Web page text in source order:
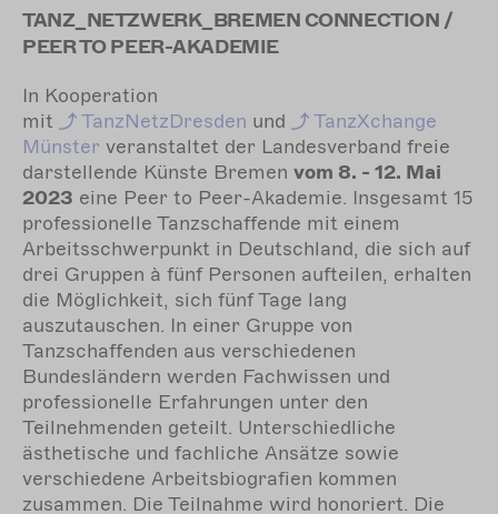
TANZ_­NETZWERK_­BREMEN CONNECTION /
PEER TO PEER-AKADEMIE
In Kooperation
mit
TanzNetzDresden und
TanzXchange
Münster veranstaltet der Landesverband freie
darstellende Künste Bremen vom 8. - 12. Mai
2023 eine Peer to Peer-Akademie. Insgesamt 15
professionelle Tanzschaffende mit einem
Arbeitsschwerpunkt in Deutschland, die sich auf
drei Gruppen à fünf Personen aufteilen, erhalten
die Möglichkeit, sich fünf Tage lang
auszutauschen. In einer Gruppe von
Tanzschaffenden aus verschiedenen
Bundesländern werden Fachwissen und
professionelle Erfahrungen unter den
Teilnehmenden geteilt. Unterschiedliche
ästhetische und fachliche Ansätze sowie
verschiedene Arbeitsbiografien kommen
zusammen. Die Teilnahme wird honoriert. Die